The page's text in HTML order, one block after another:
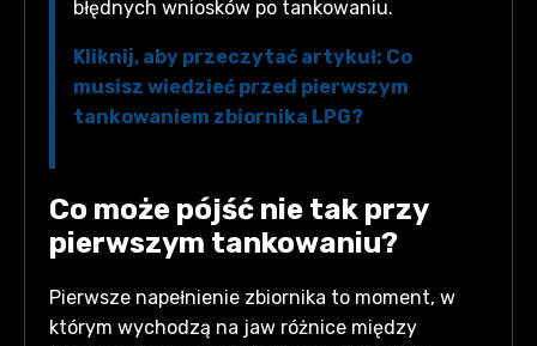
błędnych wniosków po tankowaniu.
Kliknij, aby przeczytać artykuł: Co
musisz wiedzieć przed pierwszym
tankowaniem zbiornika LPG?
Co może pójść nie tak przy
pierwszym tankowaniu?
Pierwsze napełnienie zbiornika to moment, w
którym wychodzą na jaw różnice między